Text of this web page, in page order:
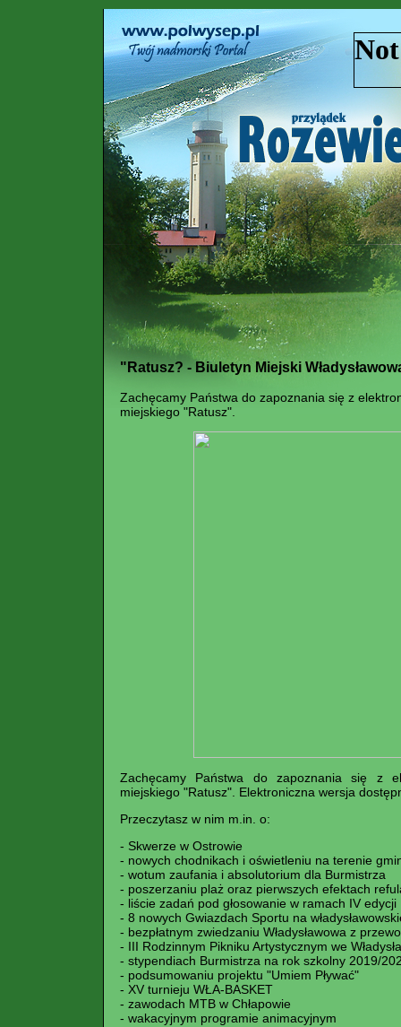
"Ratusz? - Biuletyn Miejski
Zachęcamy Państwa do zapoznania się z
miejskiego "Ratusz".
Zachęcamy Państwa do zapoznania się z
miejskiego "Ratusz". Elektroniczna wersja
Przeczytasz w nim m.in. o:
- Skwerze w Ostrowie
- nowych chodnikach i oświetleniu na terenie
- wotum zaufania i absolutorium dla Burmistrza
- poszerzaniu plaż oraz pierwszych efektach
- liście zadań pod głosowanie w ramach IV
- 8 nowych Gwiazdach Sportu na
- bezpłatnym zwiedzaniu Władysławowa z
- III Rodzinnym Pikniku Artystycznym we
- stypendiach Burmistrza na rok szkolny 2019/
- podsumowaniu projektu "Umiem Pływać"
- XV turnieju WŁA-BASKET
- zawodach MTB w Chłapowie
- wakacyjnym programie animacyjnym